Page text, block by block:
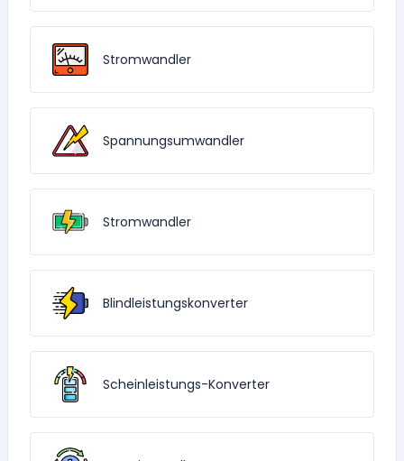
Stromwandler
Spannungsumwandler
Stromwandler
Blindleistungskonverter
Scheinleistungs-Konverter